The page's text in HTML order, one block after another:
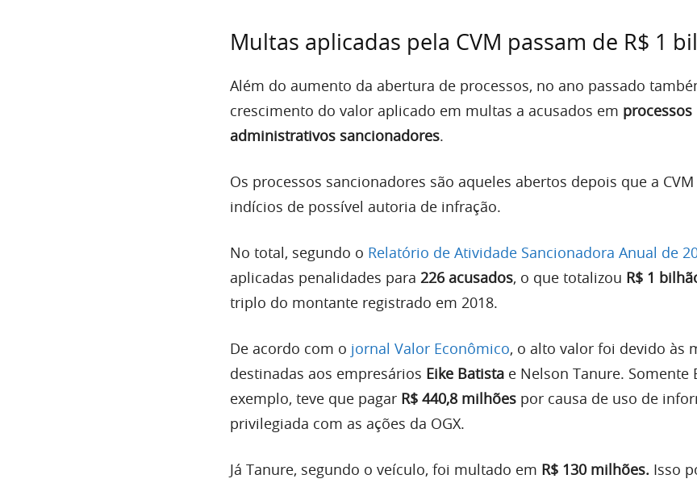
Multas aplicadas pela CVM passam de R$ 1
Além do aumento da abertura de processos, no ano passado
crescimento do valor aplicado em multas a acusados em processos
administrativos sancionadores.
Os processos sancionadores são aqueles abertos depois que a
indícios de possível autoria de infração.
No total, segundo o Relatório de Atividade Sancionadora Anual de
aplicadas penalidades para 226 acusados, o que totalizou R$ 1
triplo do montante registrado em 2018.
De acordo com o jornal Valor Econômico, o alto valor foi devido às
destinadas aos empresários Eike Batista e Nelson Tanure. Somente
exemplo, teve que pagar R$ 440,8 milhões por causa de uso de
privilegiada com as ações da OGX.
Já Tanure, segundo o veículo, foi multado em R$ 130 milhões. Isso